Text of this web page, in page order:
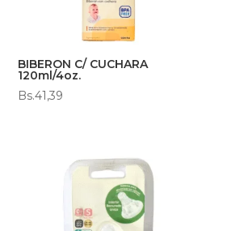
BIBERON C/ CUCHARA
120ml/4oz.
Bs.41,39